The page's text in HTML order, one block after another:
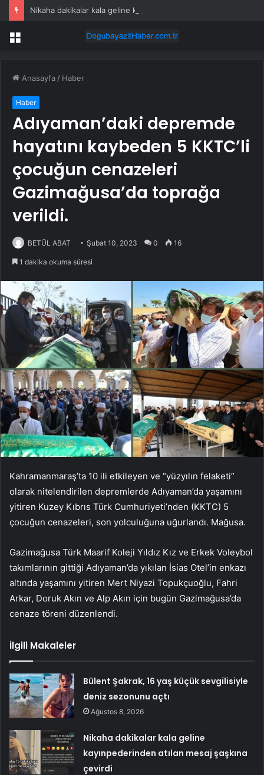
Menü
Anasayfa / Haber
Haber
Adıyaman’daki depremde
hayatını kaybeden 5 KKTC’li
çocuğun cenazeleri
Gazimağusa’da toprağa
verildi.
BETÜL ABAT Şubat 10, 2023 0 16
1 dakika okuma süresi
Kahramanmaraş’ta 10 ili etkileyen ve “yüzyılın felaketi”
olarak nitelendirilen depremlerde Adıyaman’da yaşamını
yitiren Kuzey Kıbrıs Türk Cumhuriyeti’nden (KKTC) 5
çocuğun cenazeleri, son yolculuğuna uğurlandı. Mağusa.
Gazimağusa Türk Maarif Koleji Yıldız Kız ve Erkek Voleybol
takımlarının gittiği Adıyaman’da yıkılan İsias Otel’in enkazı
altında yaşamını yitiren Mert Niyazi Topukçuoğlu, Fahri
Arkar, Doruk Akın ve Alp Akın için bugün Gazimağusa’da
cenaze töreni düzenlendi.
İlgili Makaleler
Bülent Şakrak, 16 yaş küçük sevgilisiyle
deniz sezonunu açtı
Ağustos 8, 2026
Nikaha dakikalar kala geline
kayınpederinden atılan mesaj şaşkına
çevirdi